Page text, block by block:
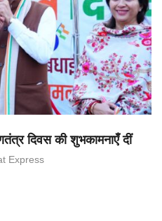
दिवस की शुभकामनाएँ दीं
Express